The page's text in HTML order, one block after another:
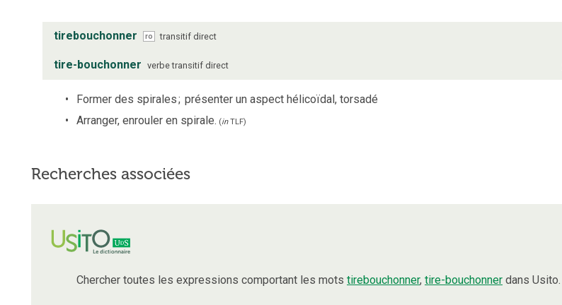
tirebouchonner ro transitif direct
tire-bouchonner verbe transitif direct
Former des spirales; présenter un aspect hélicoïdal, torsadé
Arranger, enrouler en spirale. (inTLF)
Recherches associées
Chercher toutes les expressions comportant les mots tirebouchonner, tire-bouchonner dans Usito.